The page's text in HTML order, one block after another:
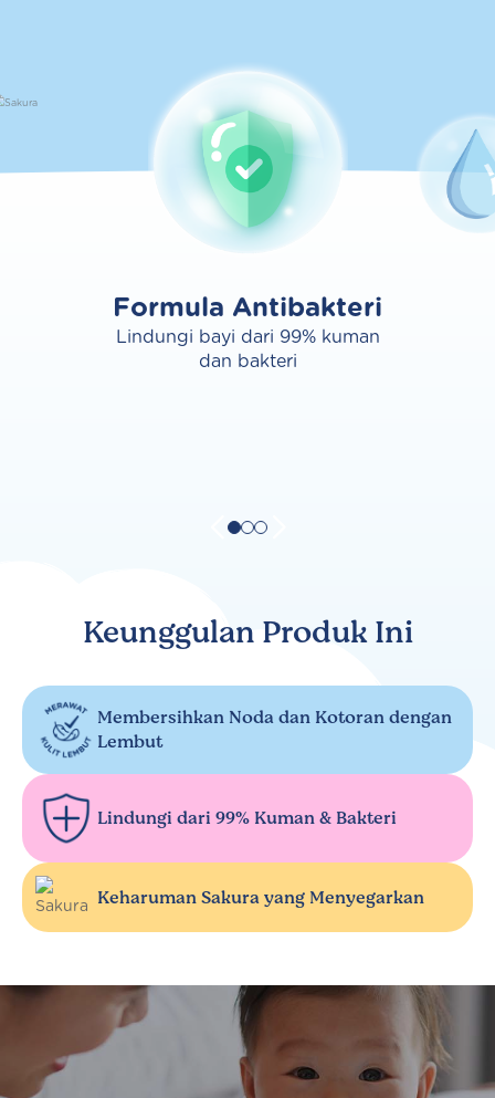
Formula Antibakteri
Lindungi bayi dari 99% kuman
dan bakteri
Keunggulan Produk Ini
Membersihkan Noda dan Kotoran dengan
Lembut
Lindungi dari 99% Kuman & Bakteri
Keharuman Sakura yang Menyegarkan